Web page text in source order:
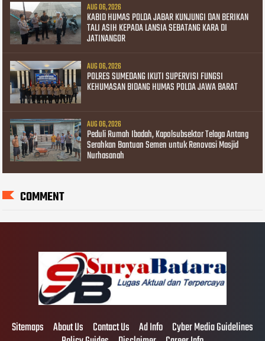
AUG 06, 2026
KABID HUMAS POLDA JABAR KUNJUNGI DAN BERIKAN
TALI ASIH KEPADA LANSIA SEBATANG KARA DI
JATINANGOR
AUG 06, 2026
POLRES SUMEDANG IKUTI SUPERVISI FUNGSI
KEHUMASAN BIDANG HUMAS POLDA JAWA BARAT
AUG 06, 2026
Peduli Rumah Ibadah, Kapolsubsektor Telaga Antang
Serahkan Bantuan Semen untuk Renovasi Masjid
Nurhasanah
COMMENT
Sitemaps About Us Contact Us Ad Info Cyber Media Guidelines